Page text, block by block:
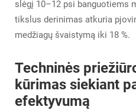
slėgį 10–12 psi banguotiems
tikslus derinimas atkuria
medžiagų švaistymą iki 18 %.
Techninės
kūrimas siekiant
efektyvumą